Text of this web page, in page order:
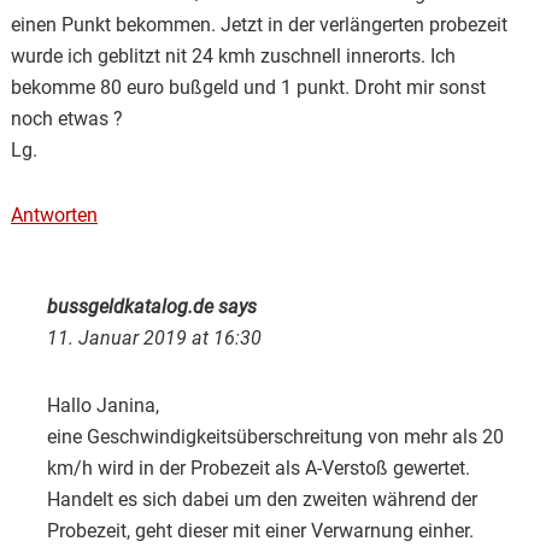
einen Punkt bekommen. Jetzt in der verlängerten probezeit
wurde ich geblitzt nit 24 kmh zuschnell innerorts. Ich
bekomme 80 euro bußgeld und 1 punkt. Droht mir sonst
noch etwas ?
Lg.
Antworten
bussgeldkatalog.desays
11. Januar 2019 at 16:30
Hallo Janina,
eine Geschwindigkeitsüberschreitung von mehr als 20
km/h wird in der Probezeit als A-Verstoß gewertet.
Handelt es sich dabei um den zweiten während der
Probezeit, geht dieser mit einer Verwarnung einher.